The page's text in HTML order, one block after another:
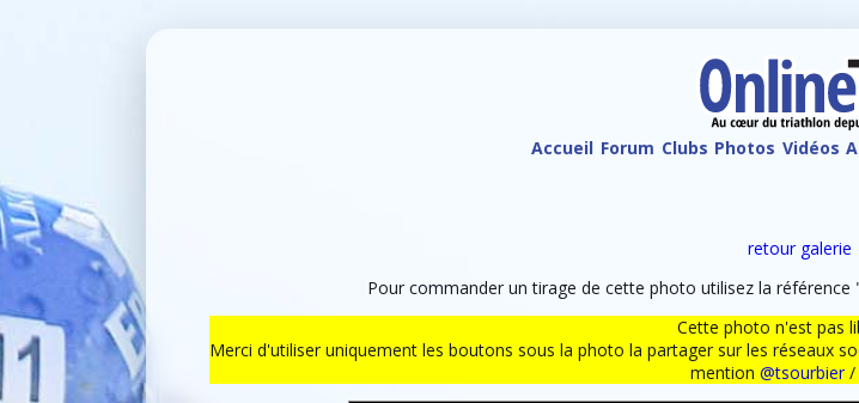
Accueil Forum Clubs Photos Vidéos
retour galerie
Pour commander un tirage de cette photo utilisez la référence
Cette photo n'est pas
Merci d'utiliser uniquement les boutons sous la photo la partager sur les réseaux
mention @tsourbier/